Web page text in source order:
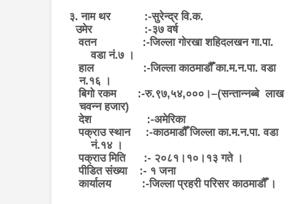
३. नाम थर :-सुरेन्द्र वि.क.
उमेर :-३७ वर्ष
वतन :-जिल्ला गोरखा शहिदलखन गा.पा.
वडा नं.७ ।
हाल :-जिल्ला काठमाडौँ का.म.न.पा. वडा
न.१६ ।
बिगो रकम :-रु.९७,५४,०००।–(सन्तान्नब्बे लाख
चवन्न हजार)
देश :-अमेरिका
पक्राउ स्थान :-काठमाडौँ जिल्ला का.म.न.पा. वडा
नं.१४ ।
पक्राउ मिति :- २०८१।१०।१३ गते ।
पीडित संख्या :- १ जना
कार्यालय :-जिल्ला प्रहरी परिसर काठमाडौँ ।